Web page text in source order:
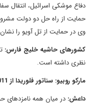
دفاع موشکی اسرائیل، انتقال
حمایت از راه حل دو دولت
وی در حمایت از تل آویو را
کشورهای حاشیه خلیج فارس:
نظری داشته است.
مارکو روبیو: سناتور فلوریدا از 2011
داعش: در میان همه نامزدهای